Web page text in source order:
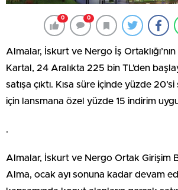
0 0
Almalar, İskurt ve Nergo İş
Kartal, 24 Aralıkta 225 bin TL’den
satışa çıktı. Kısa süre içinde yüzde
için lansmana özel yüzde 15 indirim
.
Almalar, İskurt ve Nergo Ortak Girişim
Alma, ocak ayı sonuna kadar devam